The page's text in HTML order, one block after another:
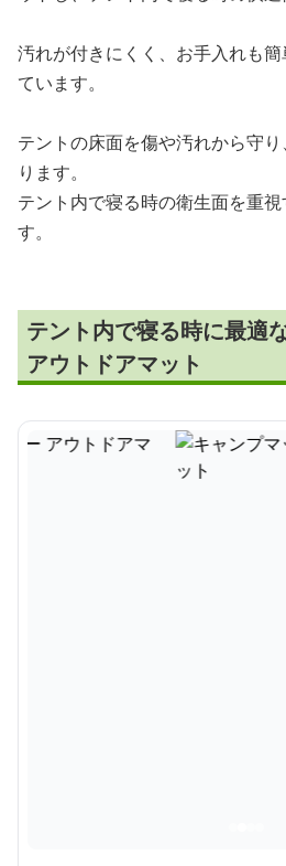
汚れが付きにくく、お手入れも
ています。
テントの床面を傷や汚れから守
ります。
テント内で寝る時の衛生面を重
す。
テント内で寝る時に最適
アウトドアマット